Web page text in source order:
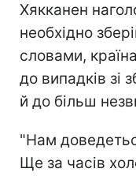
Хякканен
необхідно
словами,
до випадків зі
й до більш
"Нам
Ще за часів